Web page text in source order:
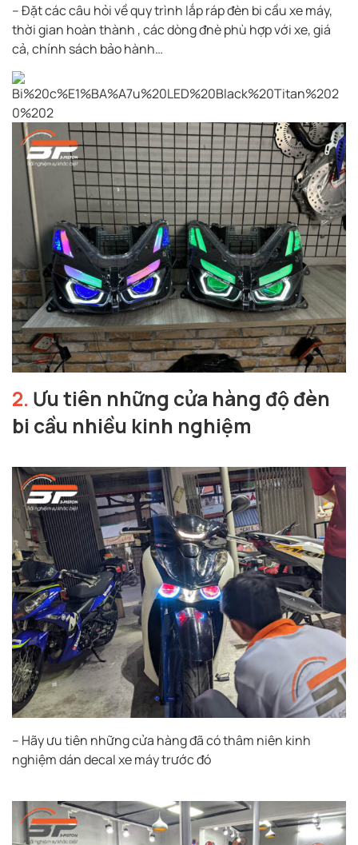
– Đặt các câu hỏi về quy trình lắp ráp đèn bi cầu xe máy,
thời gian hoàn thành , các dòng đnè phù hợp với xe, giá
cả, chính sách bảo hành…
2. Ưu tiên những cửa hàng độ đèn
bi cầu nhiều kinh nghiệm
– Hãy ưu tiên những cửa hàng đã có thâm niên kinh
nghiệm dán decal xe máy trước đó